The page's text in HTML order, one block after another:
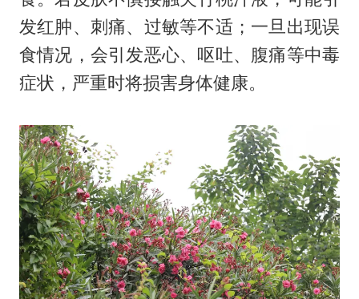
发红肿、刺痛、过敏等不适；一旦出现误
食情况，会引发恶心、呕吐、腹痛等中毒
症状，严重时将损害身体健康。